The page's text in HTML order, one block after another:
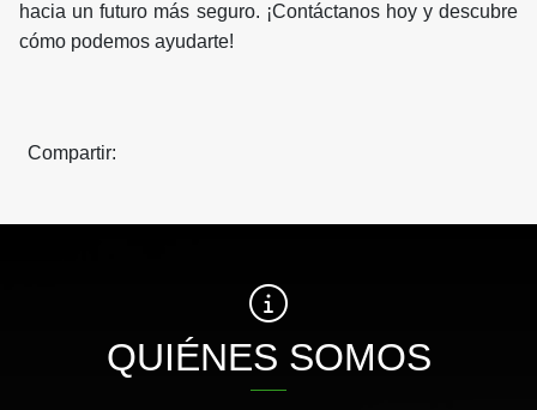
hacia un futuro más seguro. ¡Contáctanos hoy y descubre
cómo podemos ayudarte!
Compartir:
QUIÉNES SOMOS